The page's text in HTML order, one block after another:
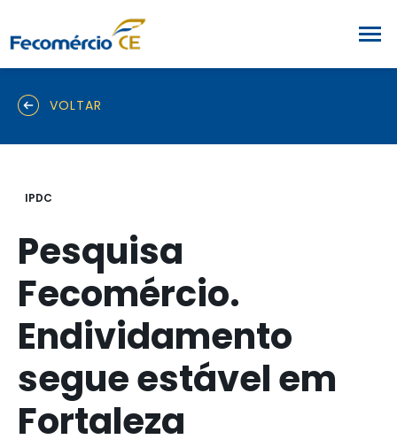
VOLTAR
IPDC
Pesquisa
Fecomércio.
Endividamento
segue estável em
Fortaleza